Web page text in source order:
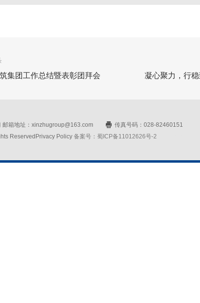
集团工作总结暨表彰团拜会 凝心聚力，行
邮箱地址：xinzhugroup@163.com
传真号码：028-82460151
ReservedPrivacy Policy 备案号：蜀ICP备11012626号-2